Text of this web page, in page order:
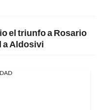
el triunfo a Rosario
a Aldosivi